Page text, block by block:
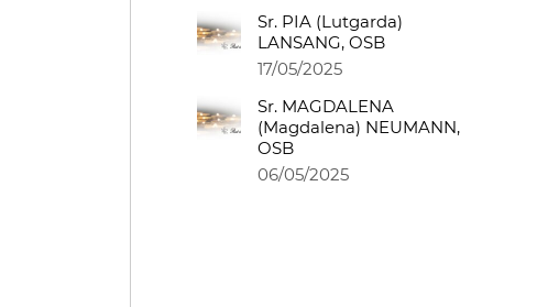
Sr. PIA (Lutgarda)
LANSANG, OSB
17/05/2025
Sr. MAGDALENA
(Magdalena) NEUMANN,
OSB
06/05/2025